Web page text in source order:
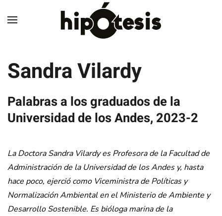
Skip to main content
Sandra Vilardy
Palabras a los graduados de la
Universidad de los Andes, 2023-2
La Doctora Sandra Vilardy es Profesora de la Facultad de
Administración de la Universidad de los Andes y, hasta
hace poco, ejerció como Viceministra de Políticas y
Normalización Ambiental en el Ministerio de Ambiente y
Desarrollo Sostenible. Es bióloga marina de la